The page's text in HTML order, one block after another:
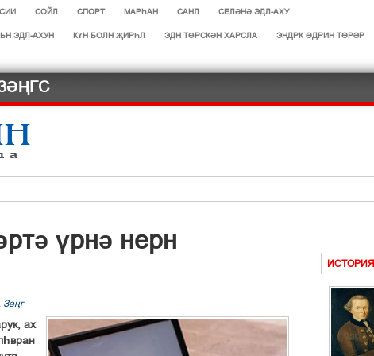
СОЙЛ СПОРТ МАРЄАН САНЛ СЕЛӘНӘ ЭДЛ-АХУ
ЭДЛ-АХУН КҮН БОЛН ҖИРҺЛ ЭДН ТӨРСКӘН ХАРСЛА ЭНДРК ҐДРИН ТҐРІР
үрнә нерн
Зіњг
ах
ИСТОРИЯ